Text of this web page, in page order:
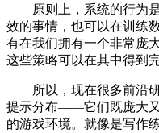
原则上，系统的行为是
效的事情，也可以在训练
有在我们拥有一个非常庞
这些策略可以在其中得到
所以，现在很多前沿研
提示分布——它们既庞大
的游戏环境。就像是写作